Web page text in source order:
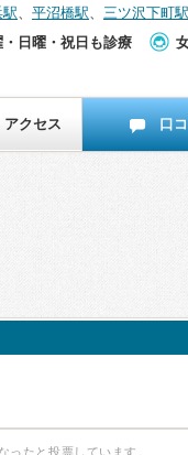
駅、 平沼橋駅、 三ツ沢下町駅
・日曜・祝日も診療
アクセス 口
ったと投票しています。